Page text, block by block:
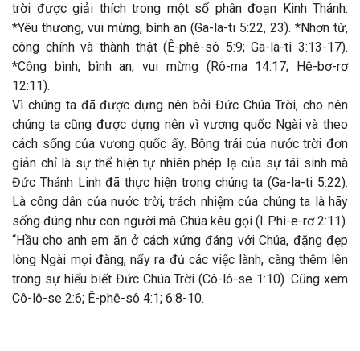
trời được giải thích trong một số phân đoạn Kinh Thánh:
*Yêu thương, vui mừng, bình an (Ga-la-ti 5:22, 23). *Nhơn từ,
công chính và thành thật (Ê-phê-sô 5:9; Ga-la-ti 3:13-17).
*Công bình, bình an, vui mừng (Rô-ma 14:17; Hê-bơ-rơ
12:11).
Vì chúng ta đã được dựng nên bởi Đức Chúa Trời, cho nên
chúng ta cũng được dựng nên vì vương quốc Ngài và theo
cách sống của vương quốc ấy. Bông trái của nước trời đơn
giản chỉ là sự thể hiện tự nhiên phép lạ của sự tái sinh mà
Đức Thánh Linh đã thực hiện trong chúng ta (Ga-la-ti 5:22).
Là công dân của nước trời, trách nhiệm của chúng ta là hãy
sống đúng như con người mà Chúa kêu gọi (I Phi-e-rơ 2:11).
“Hầu cho anh em ăn ở cách xứng đáng với Chúa, đặng đẹp
lòng Ngài mọi đàng, nẩy ra đủ các việc lành, càng thêm lên
trong sự hiểu biết Đức Chúa Trời (Cô-lô-se 1:10). Cũng xem
Cô-lô-se 2:6; Ê-phê-sô 4:1; 6:8-10.